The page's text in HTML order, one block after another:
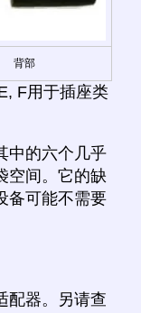
背部
F用于插座类
中的六个几乎
空间。它的缺
备可能不需要
配器。另请查